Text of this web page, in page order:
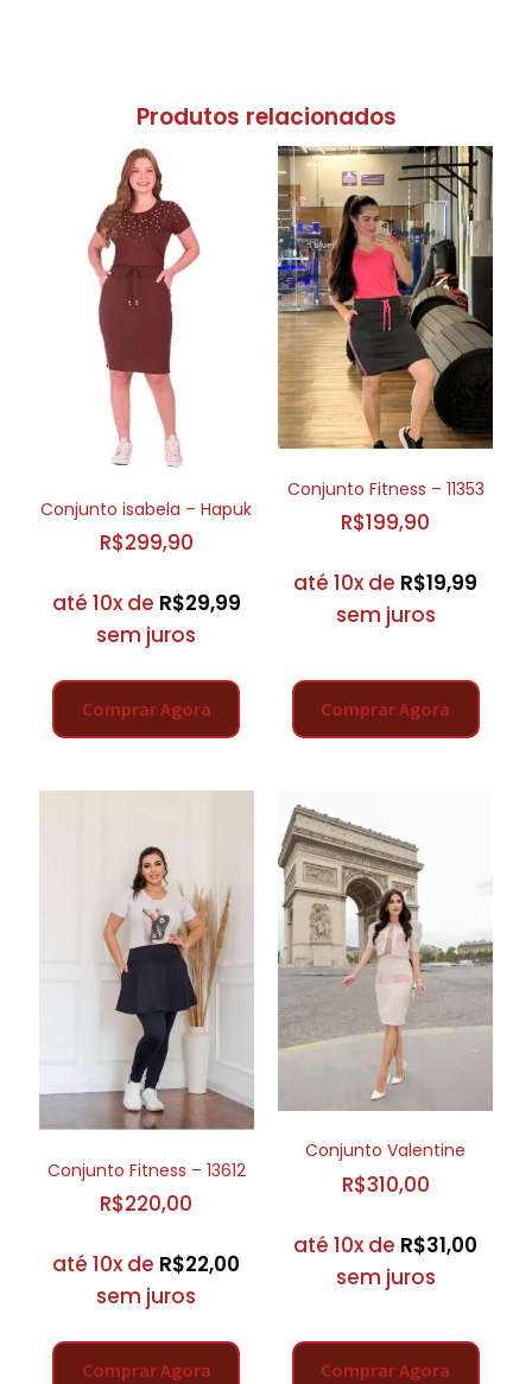
Produtos relacionados
Conjunto isabela – Hapuk
R$299,90
até 10x de R$29,99
sem juros
Comprar Agora
Conjunto Fitness – 11353
R$199,90
até 10x de R$19,99
sem juros
Comprar Agora
Conjunto Fitness – 13612
R$220,00
até 10x de R$22,00
sem juros
Comprar Agora
Conjunto Valentine
R$310,00
até 10x de R$31,00
sem juros
Comprar Agora